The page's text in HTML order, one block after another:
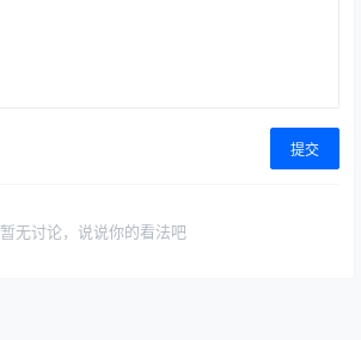
提交
暂无讨论，说说你的看法吧